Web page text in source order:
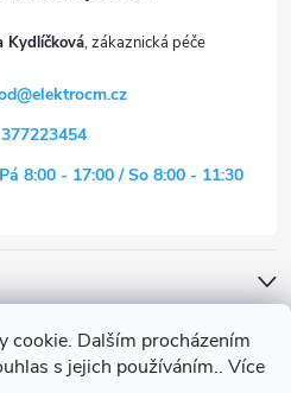
cookie. Dalším procházením
s jejich používáním.. Více
Kydlíčková
@elektrocm.cz
377223454
8:00 - 17:00 / So 8:00 - 11:30